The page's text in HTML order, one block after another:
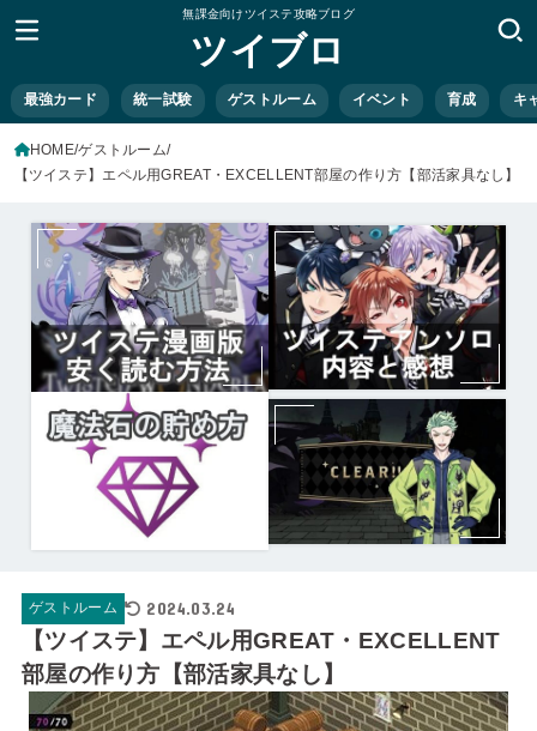
無課金向けツイステ攻略ブログ
ツイブロ
最強カード 統一試験 ゲストルーム イベント 育成 キ
HOME ゲストルーム
【ツイステ】エペル用GREAT・EXCELLENT部屋の作り方【部活家具なし】
ゲストルーム 2024.03.24
【ツイステ】エペル用GREAT・EXCELLENT
部屋の作り方【部活家具なし】